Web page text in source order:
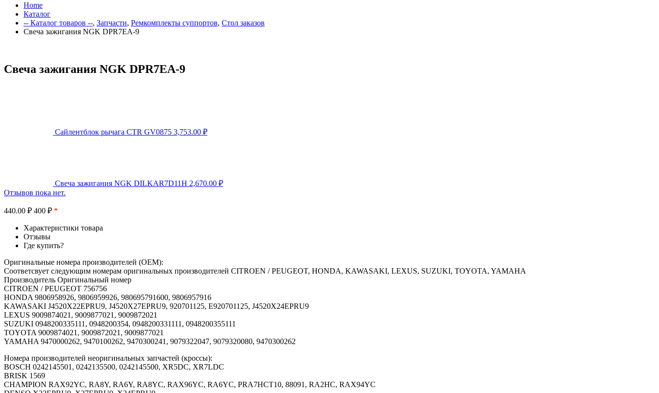
Home
Каталог
-- Каталог товаров --, Запчасти, Ремкомплекты суппортов, Стол заказов
Свеча зажигания NGK DPR7EA-9
Свеча зажигания NGK DPR7EA-9
Сайлентблок рычага CTR GV0875 3,753.00 ₽
Свеча зажигания NGK DILKAR7D11H 2,670.00 ₽
Отзывов пока нет.
440.00 ₽ 400 ₽ *
Характеристики товара
Отзывы
Где купить?
Оригинальные номера производителей (OEM):
Соответсвует следующим номерам оригинальных производителей CITROEN / PEUGEOT, HONDA, KAWASAKI, LEXUS, SUZUKI, TOYOTA, YAMAHA
Производитель Оригинальный номер
CITROEN / PEUGEOT 756756
HONDA 9806958926, 9806959926, 980695791600, 9806957916
KAWASAKI J4520X22EPRU9, J4520X27EPRU9, 920701125, E920701125, J4520X24EPRU9
LEXUS 9009874021, 9009877021, 9009872021
SUZUKI 0948200335111, 0948200354, 0948200331111, 0948200355111
TOYOTA 9009874021, 9009872021, 9009877021
YAMAHA 9470000262, 9470100262, 9470300241, 9079322047, 9079320080, 9470300262
Номера производителей неоригинальных запчастей (кроссы):
BOSCH 0242145501, 0242135500, 0242145500, XR5DC, XR7LDC
BRISK 1569
CHAMPION RAX92YC, RA8Y, RA6Y, RA8YC, RAX96YC, RA6YC, PRA7HCT10, 88091, RA2HC, RAX94YC